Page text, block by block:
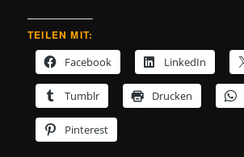
TEILEN MIT:
Facebook
LinkedIn
Tumblr Drucken
Pinterest